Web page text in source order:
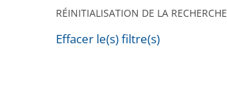
pour
après
RÉINITIALISATION DE LA RECHERCHE
Effacer le(s) filtre(s)